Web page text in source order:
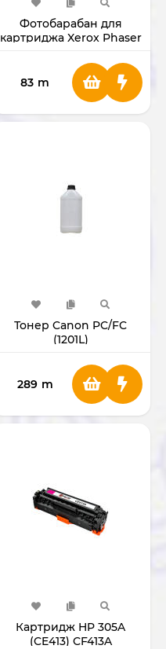
Фотобарабан для
картриджа Xerox Phaser
83 m
Тонер Canon PC/FC
(1201L)
289 m
Картридж HP 305A
(CE413) CF413A